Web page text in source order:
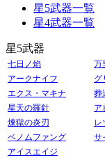
星5武器一覧
星4武器一覧
星5武器
七日ノ焰
万
アークナイフ
グ
エクス・マキナ
葬
星天の羅針
ア
煉獄の炎刃
レ
ベノムファング
サ
アイスエイジ